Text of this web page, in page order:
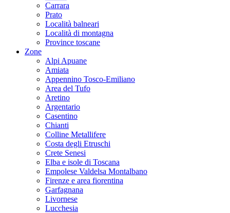
Carrara
Prato
Località balneari
Località di montagna
Province toscane
Zone
Alpi Apuane
Amiata
Appennino Tosco-Emiliano
Area del Tufo
Aretino
Argentario
Casentino
Chianti
Colline Metallifere
Costa degli Etruschi
Crete Senesi
Elba e isole di Toscana
Empolese Valdelsa Montalbano
Firenze e area fiorentina
Garfagnana
Livornese
Lucchesia